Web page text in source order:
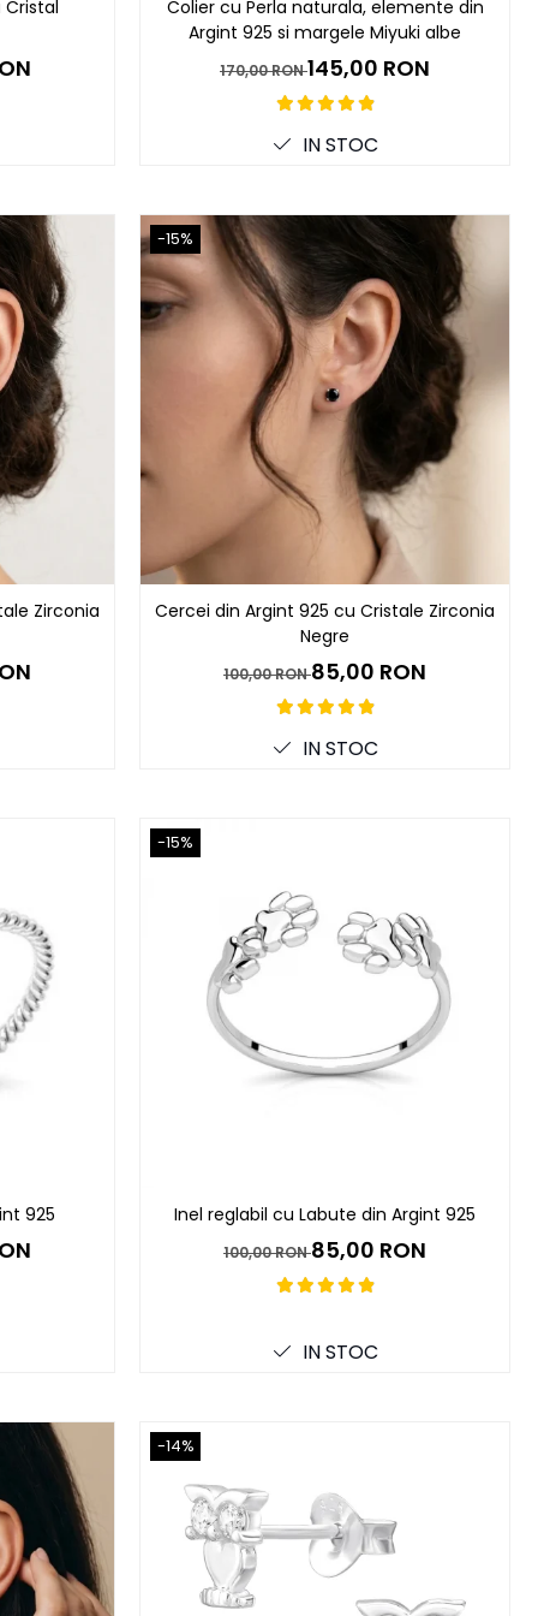
Colier cu Perla naturala, elemente din
Argint 925 si margele Miyuki albe
170,00 RON145,00 RON
IN STOC
Zirconia
-15%
Cercei din Argint 925 cu Cristale Zirconia
Negre
100,00 RON85,00 RON
IN STOC
925
-15%
Inel reglabil cu Labute din Argint 925
100,00 RON85,00 RON
IN STOC
-14%